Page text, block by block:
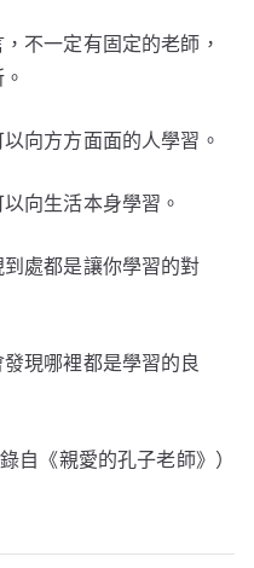
不一定有固定的老師，
向方方面面的人學習。
向生活本身學習。
處都是讓你學習的對
現哪裡都是學習的良
錄自《親愛的孔子老師》）